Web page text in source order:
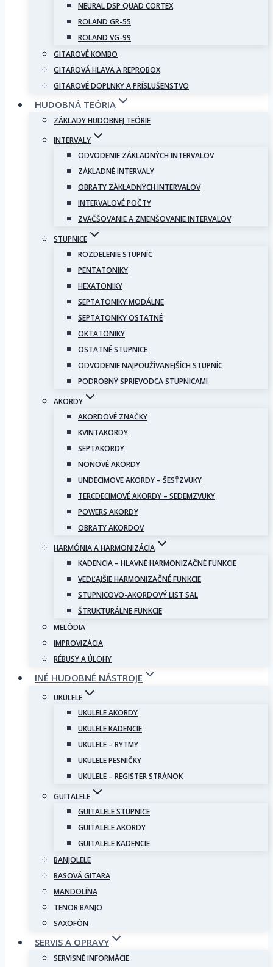
NEURAL DSP QUAD CORTEX
ROLAND GR-55
ROLAND VG-99
GITAROVÉ KOMBO
GITAROVÁ HLAVA A REPROBOX
GITAROVÉ DOPLNKY A PRÍSLUŠENSTVO
HUDOBNÁ TEÓRIA
ZÁKLADY HUDOBNEJ TEÓRIE
INTERVALY
ODVODENIE ZÁKLADNÝCH INTERVALOV
ZÁKLADNÉ INTERVALY
OBRATY ZÁKLADNÝCH INTERVALOV
INTERVALOVÉ POČTY
ZVÄČŠOVANIE A ZMENŠOVANIE INTERVALOV
STUPNICE
ROZDELENIE STUPNÍC
PENTATONIKY
HEXATONIKY
SEPTATONIKY MODÁLNE
SEPTATONIKY OSTATNÉ
OKTATONIKY
OSTATNÉ STUPNICE
ODVODENIE NAJPOUŽÍVANEJŠÍCH STUPNÍC
PODROBNÝ SPRIEVODCA STUPNICAMI
AKORDY
AKORDOVÉ ZNAČKY
KVINTAKORDY
SEPTAKORDY
NONOVÉ AKORDY
UNDECIMOVE AKORDY – ŠESŤZVUKY
TERCDECIMOVÉ AKORDY – SEDEMZVUKY
POWERS AKORDY
OBRATY AKORDOV
HARMÓNIA A HARMONIZÁCIA
KADENCIA – HLAVNÉ HARMONIZAČNÉ FUNKCIE
VEDĽAJŠIE HARMONIZAČNÉ FUNKCIE
STUPNICOVO-AKORDOVÝ LIST SAL
ŠTRUKTURÁLNE FUNKCIE
MELÓDIA
IMPROVIZÁCIA
RÉBUSY A ÚLOHY
INÉ HUDOBNÉ NÁSTROJE
UKULELE
UKULELE AKORDY
UKULELE KADENCIE
UKULELE – RYTMY
UKULELE PESNIČKY
UKULELE – REGISTER STRÁNOK
GUITALELE
GUITALELE STUPNICE
GUITALELE AKORDY
GUITALELE KADENCIE
BANJOLELE
BASOVÁ GITARA
MANDOLÍNA
TENOR BANJO
SAXOFÓN
SERVIS A OPRAVY
SERVISNÉ INFORMÁCIE